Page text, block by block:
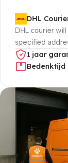
DHL
DHL courier
specified
1 jaar
Bedenktijd